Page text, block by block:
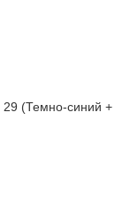
29 (Темно-синий +